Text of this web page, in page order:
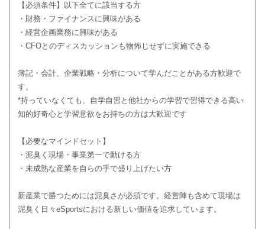
【必須条件】以下全てに該当する方
・財務・ファイナンスに興味がある
・経営企画業務に興味がある
・CFOとのディスカッションも物怖じせずに実施できる
簿記・会計、企業戦略・分析について学んだことがある方歓迎で
す。
*持っていなくても、自学自習と他社からの学習で習得できる高い
知的好奇心と学習意欲をお持ちの方は大歓迎です
【必要なマインドセット】
・泥臭く現場・事業第一で動ける方
・未成熟な産業を自らの手で盛り上げたい方
新産業で勝つためには泥臭さが必須です。経営陣も含めて現場は
泥臭く日々eSportsにおける新しい価値を追求しています。